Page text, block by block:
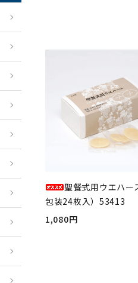
聖餐式用ウエハー
包装24枚入）53413
1,080円